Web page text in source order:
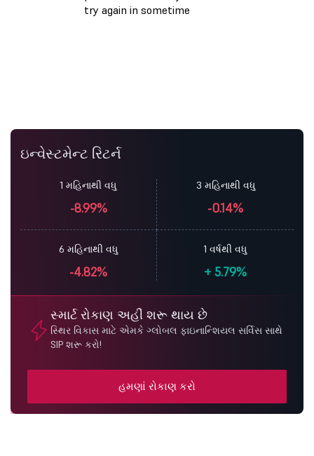
ઇન્વેસ્ટમેન્ટ રિટર્ન
1 મહિનાથી વધુ
-8.99%
3 મહિનાથી વધુ
-0.14%
6 મહિનાથી વધુ
-4.82%
1 વર્ષથી વધુ
+ 5.79%
સ્માર્ટ રોકાણ અહીં શરૂ થાય છે
સ્થિર વિકાસ માટે એમકે ગ્લોબલ ફાઇનાન્શિયલ સર્વિસ સાથે
SIP શરૂ કરો!
હમણાં રોકાણ કરો